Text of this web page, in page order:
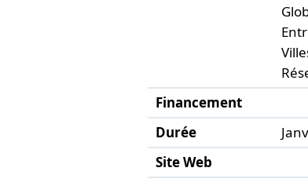
Financement
Durée
Site Web